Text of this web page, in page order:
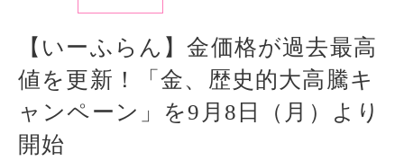
【いーふらん】金価格が過去最高
値を更新！「金、歴史的大高騰キ
ャンペーン」を9月8日（月）より
開始